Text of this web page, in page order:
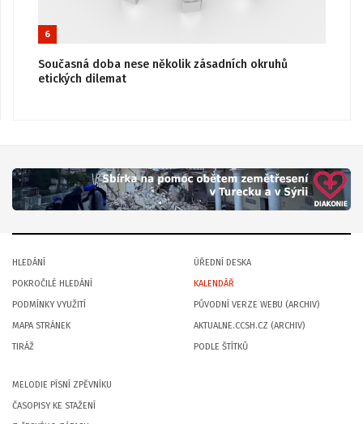
6
Současná doba nese několik zásadních okruhů
etických dilemat
HLEDÁNÍ
POKROČILÉ HLEDÁNÍ
PODMÍNKY VYUŽITÍ
MAPA STRÁNEK
TIRÁŽ
ÚŘEDNÍ DESKA
KALENDÁŘ
PŮVODNÍ VERZE WEBU (ARCHIV)
AKTUALNE.CCSH.CZ (ARCHIV)
PODLE ŠTÍTKŮ
MELODIE PÍSNÍ ZPĚVNÍKU
ČASOPISY KE STAŽENÍ